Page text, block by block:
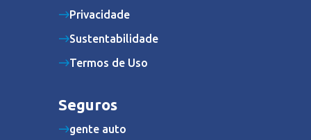
Privacidade
Sustentabilidade
Termos de Uso
Seguros
gente auto